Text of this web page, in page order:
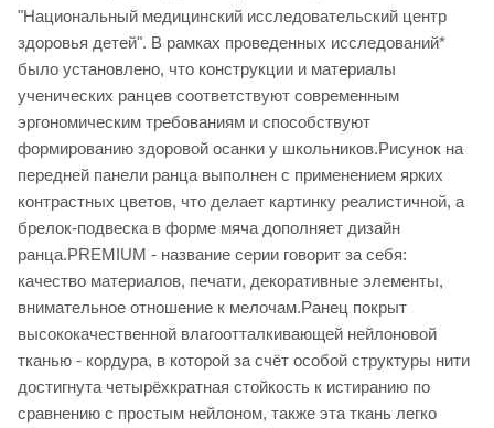
"Национальный медицинский исследовательский центр
здоровья детей". В рамках проведенных исследований*
было установлено, что конструкции и материалы
ученических ранцев соответствуют современным
эргономическим требованиям и способствуют
формированию здоровой осанки у школьников.Рисунок на
передней панели ранца выполнен с применением ярких
контрастных цветов, что делает картинку реалистичной, а
брелок-подвеска в форме мяча дополняет дизайн
ранца.PREMIUM - название серии говорит за себя:
качество материалов, печати, декоративные элементы,
внимательное отношение к мелочам.Ранец покрыт
высококачественной влагоотталкивающей нейлоновой
тканью - кордура, в которой за счёт особой структуры нити
достигнута четырёхкратная стойкость к истиранию по
сравнению с простым нейлоном, также эта ткань легко